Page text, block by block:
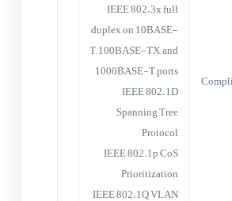
IEEE 802.3x full
duplex on 10BASE-
T, 100BASE-TX, and
1000BASE-T ports
IEEE 802.1D
Spanning Tree
Protocol
IEEE 802.1p CoS
Prioritization
IEEE 802.1Q VLAN